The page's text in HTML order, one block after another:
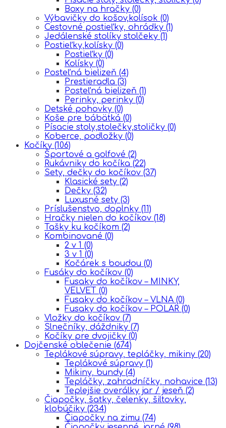
Boxy na hračky (0)
Výbavičky do košov,kolísok (0)
Cestovné postieľky, ohrádky (1)
Jedálenské stolíky stolčeky (1)
Postieľky,kolísky (0)
Postieľky (0)
Kolísky (0)
Posteľná bielizeň (4)
Prestieradla (3)
Posteľná bielizeň (1)
Perinky, perinky (0)
Detské pohovky (0)
Koše pre bábätká (0)
Písacie stoly,stolečky,stoličky (0)
Koberce, podložky (0)
Kočíky (106)
Športové a golfové (2)
Rukávniky do kočíka (22)
Sety, dečky do kočíkov (37)
Klasické sety (2)
Dečky (32)
Luxusné sety (3)
Príslušenstvo, doplnky (11)
Hračky nielen do kočíkov (18)
Tašky ku kočíkom (2)
Kombinované (0)
2 v 1 (0)
3 v 1 (0)
Kočárek s boudou (0)
Fusáky do kočíkov (0)
Fusaky do kočíkov – MINKY,
VELVET (0)
Fusaky do kočíkov – VLNA (0)
Fusaky do kočíkov – POLAR (0)
Vložky do kočíkov (7)
Slnečníky, dáždniky (7)
Kočíky pre dvojičky (0)
Dojčenské oblečenie (674)
Teplákové súpravy, tepláčky, mikiny (20)
Teplákové súpravy (1)
Mikiny, bundy (4)
Tepláčky, zahradníčky, nohavice (13)
Teplejšie overálky jar / jeseň (2)
Čiapočky, šatky, čelenky, šiltovky,
klobúčiky (234)
Čiapočky na zimu (74)